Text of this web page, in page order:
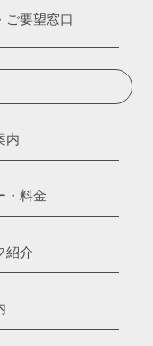
ご要望窓口
内
・料金
紹介